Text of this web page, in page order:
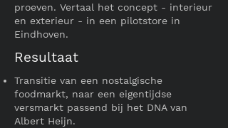
proeven. Vertaal het concept - interieur
en exterieur - in een pilotstore in
Eindhoven.
Resultaat
Transitie van een nostalgische
foodmarkt, naar een eigentijdse
versmarkt passend bij het DNA van
Albert Heijn.